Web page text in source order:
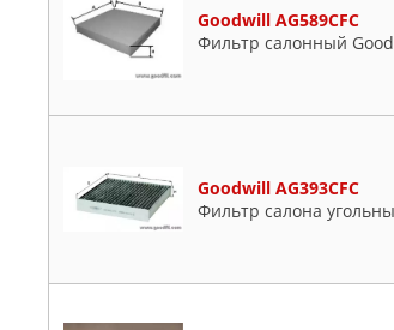
Goodwill AG589CFC
Фильтр салонный
Goodwill AG393CFC
Фильтр салона